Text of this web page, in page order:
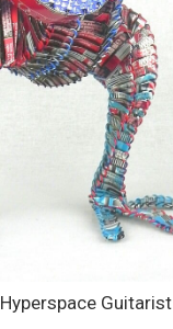
Hyperspace Guitarist